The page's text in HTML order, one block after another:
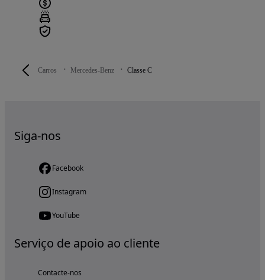
Carros Mercedes-Benz Classe C
Siga-nos
Facebook
Instagram
YouTube
Serviço de apoio ao cliente
Contacte-nos